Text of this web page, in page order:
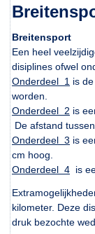
Breitensport
Een heel
disiplines ofwel
Onderdeel 1 is
worden.
Onderdeel 2 is
De afstand
Onderdeel 3 is
cm hoog.
Onderdeel 4 is
kilometer. Deze
druk bezochte